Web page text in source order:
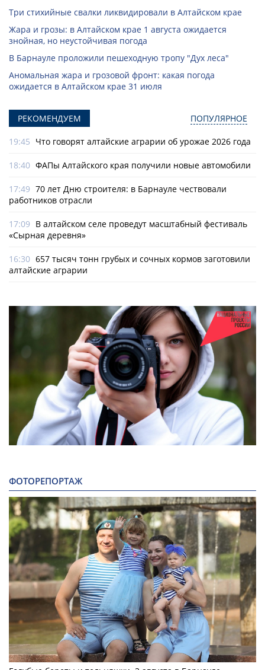
Три стихийные свалки ликвидировали в Алтайском крае
Жара и грозы: в Алтайском крае 1 августа ожидается
знойная, но неустойчивая погода
В Барнауле проложили пешеходную тропу "Дух леса"
Аномальная жара и грозовой фронт: какая погода
ожидается в Алтайском крае 31 июля
РЕКОМЕНДУЕМ ПОПУЛЯРНОЕ
19:45 Что говорят алтайские аграрии об урожае 2026 года
18:40 ФАПы Алтайского края получили новые автомобили
17:49 70 лет Дню строителя: в Барнауле чествовали
работников отрасли
17:09 В алтайском селе проведут масштабный фестиваль
«Сырная деревня»
16:30 657 тысяч тонн грубых и сочных кормов заготовили
алтайские аграрии
ФОТОРЕПОРТАЖ